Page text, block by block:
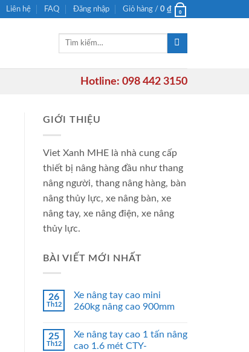
Liên hệ FAQ Đăng nhập Giỏ hàng / 0 ₫ 0
Tìm
Hotline: 098 442 3150
GIỚI THIỆU
Viet Xanh MHE là nhà cung cấp
thiết bị nâng hàng đầu như thang
nâng người, thang nâng hàng, bàn
nâng thủy lực, xe nâng bàn, xe
nâng tay, xe nâng điện, xe nâng
thủy lực.
BÀI VIẾT MỚI NHẤT
26
Th12
Xe nâng tay cao mini
260kg nâng cao 900mm
25
Th12
Xe nâng tay cao 1 tấn nâng
cao 1.6 mét CTY-